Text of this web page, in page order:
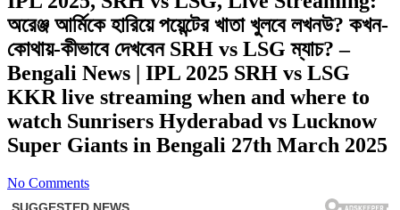
অরেঞ্জ আর্মিকে হারিয়ে পয়েন্টের খাতা খুলবে লখনউ? কখন-
কোথায়-কীভাবে দেখবেন SRH vs LSG ম্যাচ? –
Bengali News | IPL 2025 SRH vs LSG
KKR live streaming when and where to
watch Sunrisers Hyderabad vs Lucknow
Super Giants in Bengali 27th March 2025
No Comments